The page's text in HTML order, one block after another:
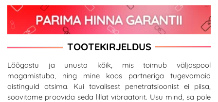
TOOTEKIRJELDUS
Lõõgastu ja unusta kõik, mis toimub väljaspool
magamistuba, ning mine koos partneriga tugevamaid
aistinguid otsima. Kui tavalisest penetratsioonist ei piisa,
soovitame proovida seda lillat vibraatorit. Usu mind, sa pole